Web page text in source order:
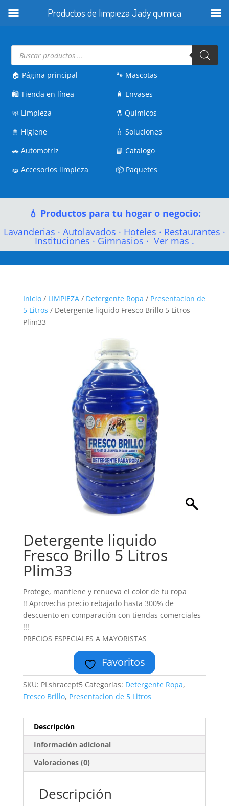
Búsqueda
productos
🏠 Página principal
🛍️Tienda en línea
🧼 Limpieza
🚿 Higiene
🚗Automotriz
🧽Accesorios limpieza
🐾 Mascotas
🧴 Envases
⚗️Quimicos
💧Soluciones
📘Catalogo
📦 Paquetes
💧 Productos para tu hogar o negocio:
Lavanderias · Autolavados · Hoteles · Restaurantes ·
Instituciones · Gimnasios · Ver mas .
Inicio/ LIMPIEZA/ Detergente Ropa / Presentacion de
5 Litros / Detergente liquido Fresco Brillo 5 Litros
Plim33
Detergente liquido
Fresco Brillo 5 Litros
Plim33
Protege, mantiene y renueva el color de tu ropa
!! Aprovecha precio rebajado hasta 300% de
descuento en comparación con tiendas comerciales
!!!
PRECIOS ESPECIALES A MAYORISTAS
Favoritos
SKU: PLshracept5 Categorías: Detergente Ropa,
Fresco Brillo, Presentacion de 5 Litros
Descripción
Información adicional
Valoraciones (0)
Descripción
Productos de limpieza Jady quimica